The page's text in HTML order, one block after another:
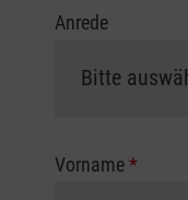
Anrede
Vorname*